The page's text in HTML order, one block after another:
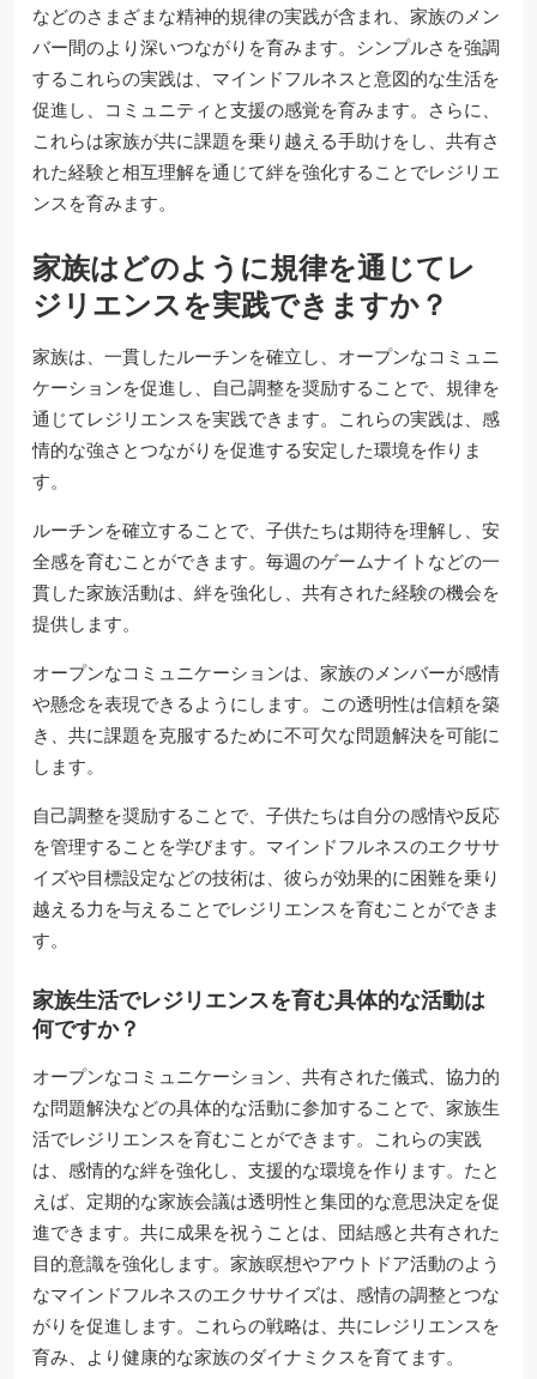
などのさまざまな精神的規律の実践が含まれ、家族のメン
バー間のより深いつながりを育みます。シンプルさを強調
するこれらの実践は、マインドフルネスと意図的な生活を
促進し、コミュニティと支援の感覚を育みます。さらに、
これらは家族が共に課題を乗り越える手助けをし、共有さ
れた経験と相互理解を通じて絆を強化することでレジリエ
ンスを育みます。
家族はどのように規律を通じてレ
ジリエンスを実践できますか？
家族は、一貫したルーチンを確立し、オープンなコミュニ
ケーションを促進し、自己調整を奨励することで、規律を
通じてレジリエンスを実践できます。これらの実践は、感
情的な強さとつながりを促進する安定した環境を作りま
す。
ルーチンを確立することで、子供たちは期待を理解し、安
全感を育むことができます。毎週のゲームナイトなどの一
貫した家族活動は、絆を強化し、共有された経験の機会を
提供します。
オープンなコミュニケーションは、家族のメンバーが感情
や懸念を表現できるようにします。この透明性は信頼を築
き、共に課題を克服するために不可欠な問題解決を可能に
します。
自己調整を奨励することで、子供たちは自分の感情や反応
を管理することを学びます。マインドフルネスのエクササ
イズや目標設定などの技術は、彼らが効果的に困難を乗り
越える力を与えることでレジリエンスを育むことができま
す。
家族生活でレジリエンスを育む具体的な活動は
何ですか？
オープンなコミュニケーション、共有された儀式、協力的
な問題解決などの具体的な活動に参加することで、家族生
活でレジリエンスを育むことができます。これらの実践
は、感情的な絆を強化し、支援的な環境を作ります。たと
えば、定期的な家族会議は透明性と集団的な意思決定を促
進できます。共に成果を祝うことは、団結感と共有された
目的意識を強化します。家族瞑想やアウトドア活動のよう
なマインドフルネスのエクササイズは、感情の調整とつな
がりを促進します。これらの戦略は、共にレジリエンスを
育み、より健康的な家族のダイナミクスを育てます。